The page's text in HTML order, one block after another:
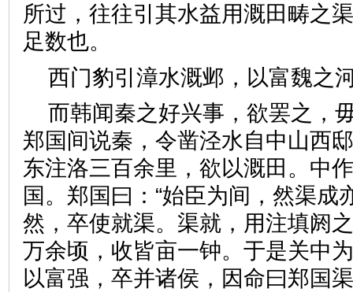
所过，往往引其水益用溉田畴之
足数也。
西门豹引漳水溉邺，以富
而韩闻秦之好兴事，欲罢之，
郑国间说秦，令凿泾水自中山西
东注洛三百余里，欲以溉田。中
国。郑国曰：“始臣为间，然渠成
然，卒使就渠。渠就，用注填阏
万余顷，收皆亩一钟。于是关中
以富强，卒并诸侯，因命曰